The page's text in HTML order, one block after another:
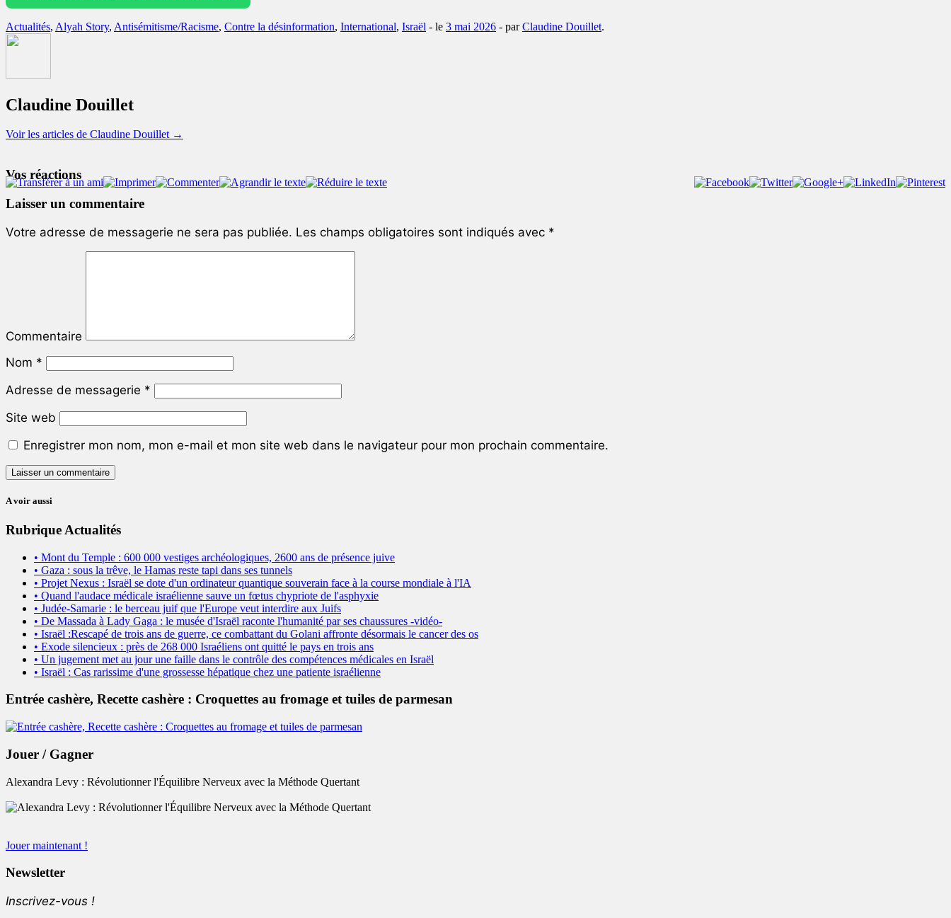
Actualités, Alyah Story, Antisémitisme/Racisme, Contre la désinformation, International, Israël - le 3 mai 2026 - parClaudine Douillet.
Claudine Douillet
Voir les articles de Claudine Douillet →
Vos réactions
Laisser un commentaire
Votre adresse de messagerie ne sera pas publiée. Les champs obligatoires sont indiqués avec *
Commentaire
Nom *
Adresse de messagerie *
Site web
Enregistrer mon nom, mon e-mail et mon site web dans le navigateur pour mon prochain commentaire.
A voir aussi
Rubrique Actualités
• Mont du Temple : 600 000 vestiges archéologiques, 2600 ans de présence juive
• Gaza : sous la trêve, le Hamas reste tapi dans ses tunnels
• Projet Nexus : Israël se dote d'un ordinateur quantique souverain face à la course mondiale à l'IA
• Quand l'audace médicale israélienne sauve un fœtus chypriote de l'asphyxie
• Judée-Samarie : le berceau juif que l'Europe veut interdire aux Juifs
• De Massada à Lady Gaga : le musée d'Israël raconte l'humanité par ses chaussures -vidéo-
• Israël :Rescapé de trois ans de guerre, ce combattant du Golani affronte désormais le cancer des os
• Exode silencieux : près de 268 000 Israéliens ont quitté le pays en trois ans
• Un jugement met au jour une faille dans le contrôle des compétences médicales en Israël
• Israël : Cas rarissime d'une grossesse hépatique chez une patiente israélienne
Entrée cashère, Recette cashère : Croquettes au fromage et tuiles de parmesan
Jouer / Gagner
Alexandra Levy : Révolutionner l'Équilibre Nerveux avec la Méthode Quertant
Jouer maintenant !
Newsletter
Inscrivez-vous !